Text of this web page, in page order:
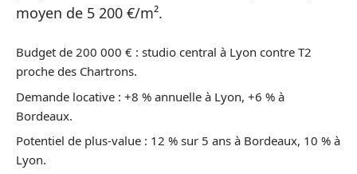
moyen de 5 200 €/m².
Budget de 200 000 € : studio central à Lyon contre T2
proche des Chartrons.
Demande locative : +8 % annuelle à Lyon, +6 % à
Bordeaux.
Potentiel de plus-value : 12 % sur 5 ans à Bordeaux, 10 % à
Lyon.